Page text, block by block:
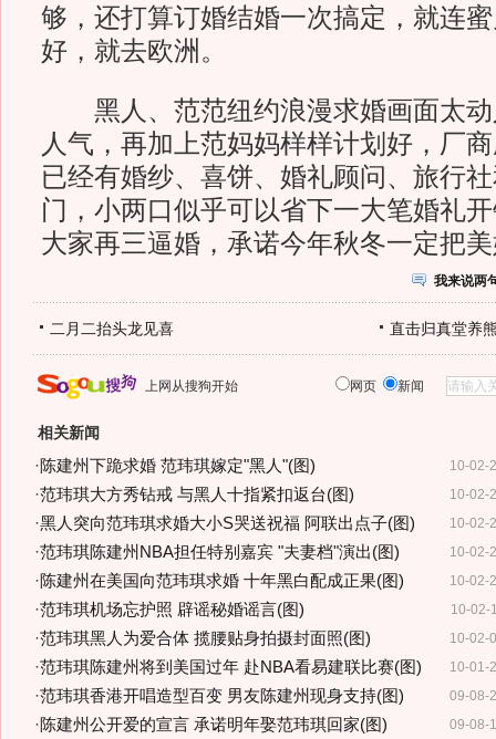
够，还打算订婚结婚一次搞定，就连
好，就去欧洲。
黑人、范范纽约浪漫求婚画面太动
人气，再加上范妈妈样样计划好，厂
已经有婚纱、喜饼、婚礼顾问、旅行
门，小两口似乎可以省下一大笔婚礼
大家再三逼婚，承诺今年秋冬一定把
我来说两
二月二抬头龙见喜 直击归真堂养
上网从搜狗开始 网页 新闻
相关新闻
10-02-
·陈建州下跪求婚 范玮琪嫁定"黑人"(图)
10-02-
·范玮琪大方秀钻戒 与黑人十指紧扣返台(图)
10-02-
·黑人突向范玮琪求婚大小S哭送祝福 阿联出点子(图)
10-02-
·范玮琪陈建州NBA担任特别嘉宾 "夫妻档"演出(图)
10-02-
·陈建州在美国向范玮琪求婚 十年黑白配成正果(图)
10-02-
·范玮琪机场忘护照 辟谣秘婚谣言(图)
10-02-
·范玮琪黑人为爱合体 揽腰贴身拍摄封面照(图)
10-01-
·范玮琪陈建州将到美国过年 赴NBA看易建联比赛(图)
09-08-
·范玮琪香港开唱造型百变 男友陈建州现身支持(图)
09-08-
·陈建州公开爱的宣言 承诺明年娶范玮琪回家(图)